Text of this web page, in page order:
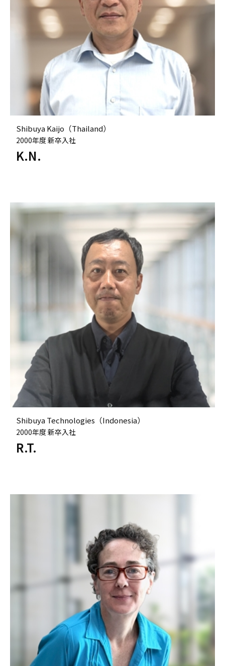
Shibuya Kaijo（Thailand）
2000年度 新卒入社
K.N.
Shibuya Technologies（Indonesia）
2000年度 新卒入社
R.T.